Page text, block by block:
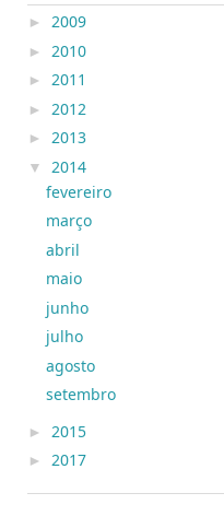
► 2009
► 2010
► 2011
► 2012
► 2013
▼ 2014
fevereiro
março
abril
maio
junho
julho
agosto
setembro
► 2015
► 2017